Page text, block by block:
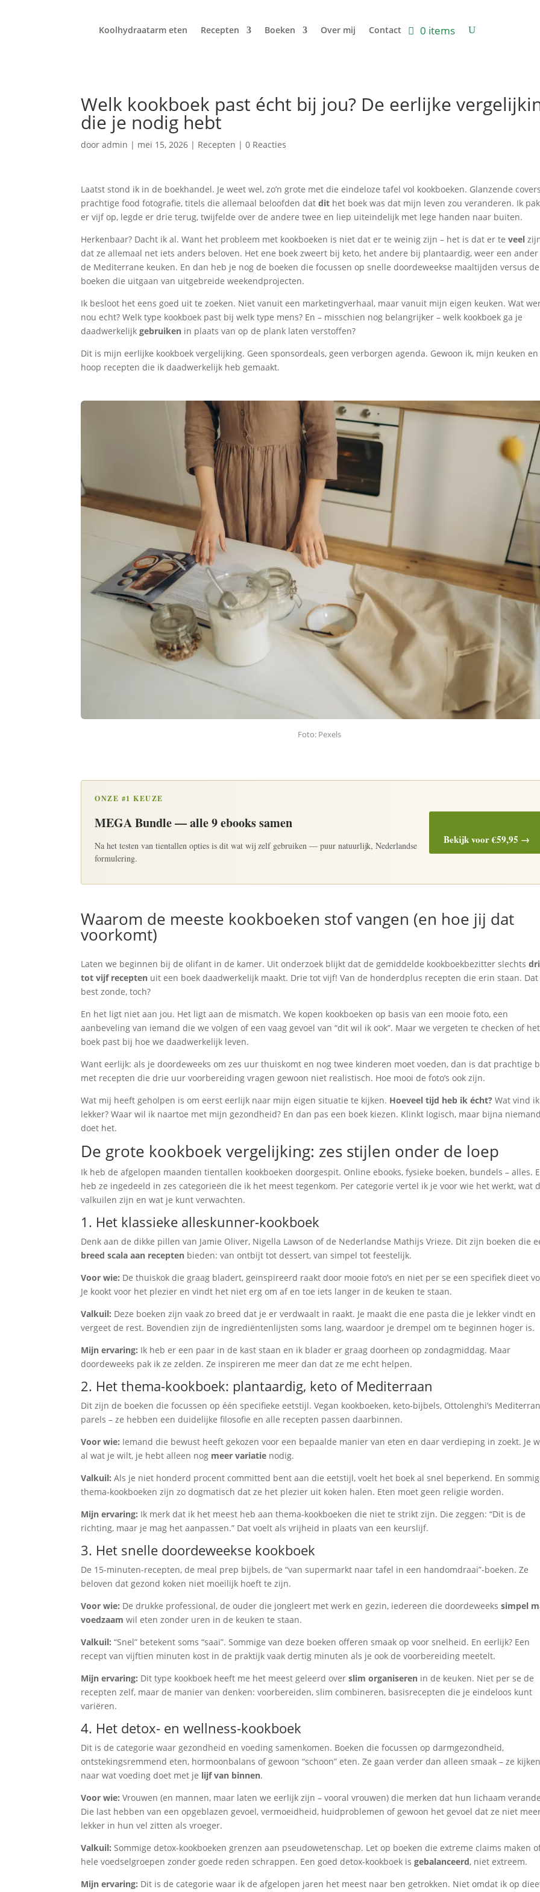
Koolhydraatarm eten Recepten Boeken Over mij Contact 0 items
Welk kookboek past écht bij jou? De eerlijke
die je nodig hebt
dooradmin | mei 15, 2026 | Recepten |0 Reacties
Laatst stond ik in de boekhandel. Je weet wel, zo’n grote met die eindeloze tafel vol kookboeken. Glanzende
prachtige food fotografie, titels die allemaal beloofden datdit het boek was dat mijn leven zou veranderen. Ik
er vijf op, legde er drie terug, twijfelde over de andere twee en liep uiteindelijk met lege handen naar buiten.
Herkenbaar? Dacht ik al. Want het probleem met kookboeken is niet dat er te weinig zijn – het is dat er teveel
dat ze allemaal net iets anders beloven. Het ene boek zweert bij keto, het andere bij plantaardig, weer een
de Mediterrane keuken. En dan heb je nog de boeken die focussen op snelle doordeweekse maaltijden versus de
boeken die uitgaan van uitgebreide weekendprojecten.
Ik besloot het eens goed uit te zoeken. Niet vanuit een marketingverhaal, maar vanuit mijn eigen keuken. Wat
nou echt? Welk type kookboek past bij welk type mens? En – misschien nog belangrijker – welk kookboek ga je
daadwerkelijkgebruiken in plaats van op de plank laten verstoffen?
Dit is mijn eerlijke kookboek vergelijking. Geen sponsordeals, geen verborgen agenda. Gewoon ik, mijn keuken en
hoop recepten die ik daadwerkelijk heb gemaakt.
Foto: Pexels
ONZE #1 KEUZE
MEGA Bundle — alle 9 ebooks samen
Na het testen van tientallen opties is dit wat wij zelf gebruiken — puur natuurlijk, Nederlandse
formulering.
Bekijk voor €59,95 →
Waarom de meeste kookboeken stof vangen (en hoe jij dat
voorkomt)
Laten we beginnen bij de olifant in de kamer. Uit onderzoek blijkt dat de gemiddelde kookboekbezitter slechts
tot vijf recepten uit een boek daadwerkelijk maakt. Drie tot vijf! Van de honderdplus recepten die erin staan. Dat
best zonde, toch?
En het ligt niet aan jou. Het ligt aan de mismatch. We kopen kookboeken op basis van een mooie foto, een
aanbeveling van iemand die we volgen of een vaag gevoel van “dit wil ik ook”. Maar we vergeten te checken of het
boek past bij hoe we daadwerkelijk leven.
Want eerlijk: als je doordeweeks om zes uur thuiskomt en nog twee kinderen moet voeden, dan is dat prachtige
met recepten die drie uur voorbereiding vragen gewoon niet realistisch. Hoe mooi de foto’s ook zijn.
Wat mij heeft geholpen is om eerst eerlijk naar mijn eigen situatie te kijken. Hoeveel tijd heb ik écht? Wat vind ik
lekker? Waar wil ik naartoe met mijn gezondheid? En dan pas een boek kiezen. Klinkt logisch, maar bijna niemand
doet het.
De grote kookboek vergelijking: zes stijlen onder de loep
Ik heb de afgelopen maanden tientallen kookboeken doorgespit. Online ebooks, fysieke boeken, bundels – alles.
heb ze ingedeeld in zes categorieën die ik het meest tegenkom. Per categorie vertel ik je voor wie het werkt, wat
valkuilen zijn en wat je kunt verwachten.
1. Het klassieke alleskunner-kookboek
Denk aan de dikke pillen van Jamie Oliver, Nigella Lawson of de Nederlandse Mathijs Vrieze. Dit zijn boeken die
breed scala aan recepten bieden: van ontbijt tot dessert, van simpel tot feestelijk.
Voor wie: De thuiskok die graag bladert, geïnspireerd raakt door mooie foto’s en niet per se een specifiek dieet
Je kookt voor het plezier en vindt het niet erg om af en toe iets langer in de keuken te staan.
Valkuil: Deze boeken zijn vaak zo breed dat je er verdwaalt in raakt. Je maakt die ene pasta die je lekker vindt en
vergeet de rest. Bovendien zijn de ingrediëntenlijsten soms lang, waardoor je drempel om te beginnen hoger is.
Mijn ervaring: Ik heb er een paar in de kast staan en ik blader er graag doorheen op zondagmiddag. Maar
doordeweeks pak ik ze zelden. Ze inspireren me meer dan dat ze me echt helpen.
2. Het thema-kookboek: plantaardig, keto of Mediterraan
Dit zijn de boeken die focussen op één specifieke eetstijl. Vegan kookboeken, keto-bijbels, Ottolenghi’s
parels – ze hebben een duidelijke filosofie en alle recepten passen daarbinnen.
Voor wie: Iemand die bewust heeft gekozen voor een bepaalde manier van eten en daar verdieping in zoekt. Je
al wat je wilt, je hebt alleen nog meer variatie nodig.
Valkuil: Als je niet honderd procent committed bent aan die eetstijl, voelt het boek al snel beperkend. En
thema-kookboeken zijn zo dogmatisch dat ze het plezier uit koken halen. Eten moet geen religie worden.
Mijn ervaring: Ik merk dat ik het meest heb aan thema-kookboeken die niet te strikt zijn. Die zeggen: “Dit is de
richting, maar je mag het aanpassen.” Dat voelt als vrijheid in plaats van een keurslijf.
3. Het snelle doordeweekse kookboek
De 15-minuten-recepten, de meal prep bijbels, de “van supermarkt naar tafel in een handomdraai”-boeken. Ze
beloven dat gezond koken niet moeilijk hoeft te zijn.
Voor wie: De drukke professional, de ouder die jongleert met werk en gezin, iedereen die doordeweekssimpel
voedzaam wil eten zonder uren in de keuken te staan.
Valkuil: “Snel” betekent soms “saai”. Sommige van deze boeken offeren smaak op voor snelheid. En eerlijk? Een
recept van vijftien minuten kost in de praktijk vaak dertig minuten als je ook de voorbereiding meetelt.
Mijn ervaring: Dit type kookboek heeft me het meest geleerd overslim organiseren in de keuken. Niet per se de
recepten zelf, maar de manier van denken: voorbereiden, slim combineren, basisrecepten die je eindeloos kunt
variëren.
4. Het detox- en wellness-kookboek
Dit is de categorie waar gezondheid en voeding samenkomen. Boeken die focussen op darmgezondheid,
ontstekingsremmend eten, hormoonbalans of gewoon “schoon” eten. Ze gaan verder dan alleen smaak – ze kijken
naar wat voeding doet met je lijf van binnen.
Voor wie: Vrouwen (en mannen, maar laten we eerlijk zijn – vooral vrouwen) die merken dat hun lichaam
Die last hebben van een opgeblazen gevoel, vermoeidheid, huidproblemen of gewoon het gevoel dat ze niet
lekker in hun vel zitten als vroeger.
Valkuil: Sommige detox-kookboeken grenzen aan pseudowetenschap. Let op boeken die extreme claims maken
hele voedselgroepen zonder goede reden schrappen. Een goed detox-kookboek isgebalanceerd, niet extreem.
Mijn ervaring: Dit is de categorie waar ik de afgelopen jaren het meest naar ben getrokken. Niet omdat ik op